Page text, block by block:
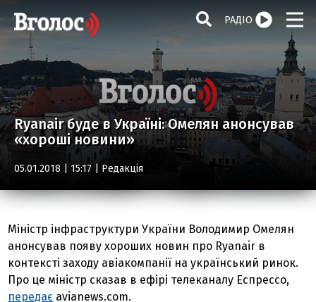
РАДІО
Ryanair буде в Україні: Омелян анонсував
«хороші новини»
05.01.2018 | 15:17 | Редакція
Міністр інфраструктури України Володимир Омелян
анонсував появу хороших новин про Ryanair в
контексті заходу авіакомпанії на український ринок.
Про це міністр сказав в ефірі телеканалу Еспрессо,
передає avianews.com.